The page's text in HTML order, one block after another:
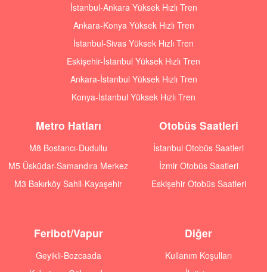
İstanbul-Ankara Yüksek Hızlı Tren
Ankara-Konya Yüksek Hızlı Tren
İstanbul-Sivas Yüksek Hızlı Tren
Eskişehir-İstanbul Yüksek Hızlı Tren
Ankara-İstanbul Yüksek Hızlı Tren
Konya-İstanbul Yüksek Hızlı Tren
Metro Hatları
M8 Bostancı-Dudullu
M5 Üsküdar-Samandıra Merkez
M3 Bakırköy Sahil-Kayaşehir
Otobüs Saatleri
İstanbul Otobüs Saatleri
İzmir Otobüs Saatleri
Eskişehir Otobüs Saatleri
Feribot/Vapur
Geyikli-Bozcaada
Diğer
Kullanım Koşulları